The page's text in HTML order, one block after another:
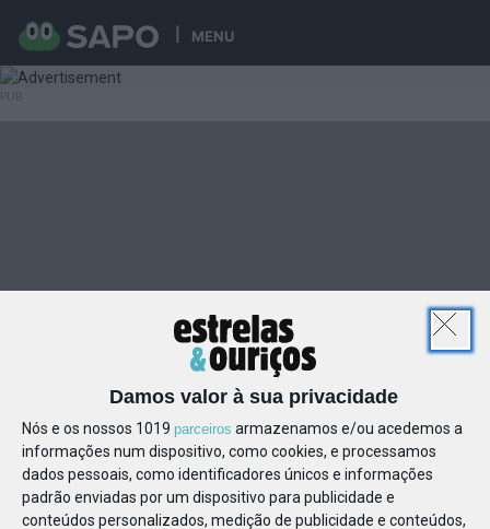
MENU
Damos valor à sua privacidade
Nós e os nossos 1019 parceiros armazenamos e/ou acedemos a
informações num dispositivo, como cookies, e processamos
dados pessoais, como identificadores únicos e informações
padrão enviadas por um dispositivo para publicidade e
conteúdos personalizados, medição de publicidade e conteúdos,